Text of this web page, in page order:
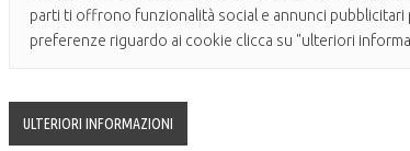
per uso professionale.
minimal, moderno e attuale con grafiche mai
inoltre di poter testare il tessuto delle mantelle
parti ti offrono funzionalità social e annunci
preferenze riguardo ai cookie clicca su "ulteriori